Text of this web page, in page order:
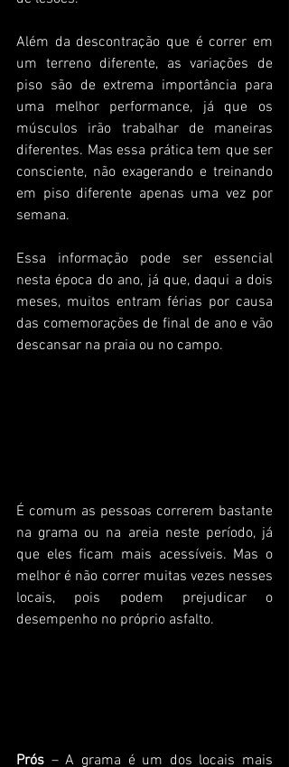
Além da descontração que é correr em
um terreno diferente, as variações de
piso são de extrema importância para
uma melhor performance, já que os
músculos irão trabalhar de maneiras
diferentes. Mas essa prática tem que ser
consciente, não exagerando e treinando
em piso diferente apenas uma vez por
semana.
Essa informação pode ser essencial
nesta época do ano, já que, daqui a dois
meses, muitos entram férias por causa
das comemorações de final de ano e vão
descansar na praia ou no campo.
É comum as pessoas correrem bastante
na grama ou na areia neste período, já
que eles ficam mais acessíveis. Mas o
melhor é não correr muitas vezes nesses
locais, pois podem prejudicar o
desempenho no próprio asfalto.
Prós – A grama é um dos locais mais